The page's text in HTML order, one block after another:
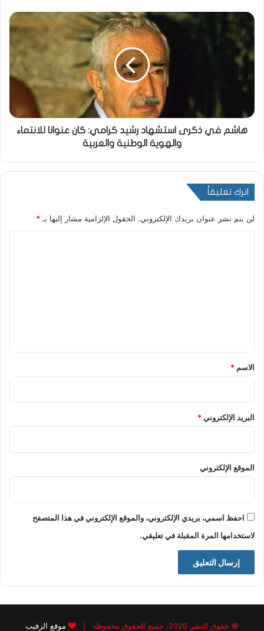
هاشم في ذكرى استشهاد رشيد كرامي: كان عنوانا للانتماء
والهوية الوطنية والعربية
اترك تعليقاً
لن يتم نشر عنوان بريدك الإلكتروني. الحقول الإلزامية مشار إليها بـ *
*
الاسم *
البريد الإلكتروني*
الموقع الإلكتروني
احفظ اسمي، بريدي الإلكتروني، والموقع الإلكتروني في هذا المتصفح
لاستخدامها المرة المقبلة في تعليقي.
© حقوق النشر 2026، جميع الحقوق محفوظة | موقع الرقيب